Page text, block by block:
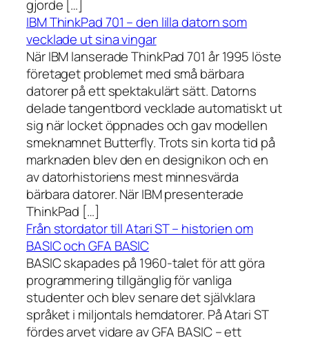
gjorde […]
IBM ThinkPad 701 – den lilla datorn som
vecklade ut sina vingar
När IBM lanserade ThinkPad 701 år 1995 löste
företaget problemet med små bärbara
datorer på ett spektakulärt sätt. Datorns
delade tangentbord vecklade automatiskt ut
sig när locket öppnades och gav modellen
smeknamnet Butterfly. Trots sin korta tid på
marknaden blev den en designikon och en
av datorhistoriens mest minnesvärda
bärbara datorer. När IBM presenterade
ThinkPad […]
Från stordator till Atari ST – historien om
BASIC och GFA BASIC
BASIC skapades på 1960-talet för att göra
programmering tillgänglig för vanliga
studenter och blev senare det självklara
språket i miljontals hemdatorer. På Atari ST
fördes arvet vidare av GFA BASIC – ett